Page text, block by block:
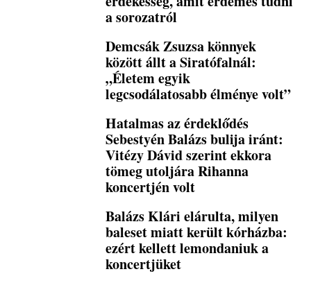
a sorozatról
Demcsák Zsuzsa könnyek
között állt a Siratófalnál:
„Életem egyik
legcsodálatosabb élménye volt”
Hatalmas az érdeklődés
Sebestyén Balázs bulija iránt:
Vitézy Dávid szerint ekkora
tömeg utoljára Rihanna
koncertjén volt
Balázs Klári elárulta, milyen
baleset miatt került kórházba:
ezért kellett lemondaniuk a
koncertjüket